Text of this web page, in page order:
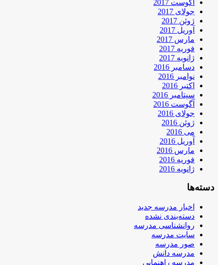
آگوست 2017
جولای 2017
ژوئن 2017
آوریل 2017
مارس 2017
فوریه 2017
ژانویه 2017
دسامبر 2016
نوامبر 2016
اکتبر 2016
سپتامبر 2016
آگوست 2016
جولای 2016
ژوئن 2016
می 2016
آوریل 2016
مارس 2016
فوریه 2016
ژانویه 2016
دسته‌ها
اخبار مدرسه جدید
دسته‌بندی نشده
روانشناسی مدرسه
سایت مدرسه
صور مدرسه
مدرسه دانش
مدرسه راهنمایی